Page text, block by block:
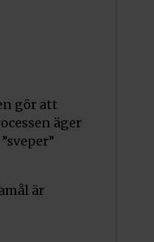
gör att
äger
är